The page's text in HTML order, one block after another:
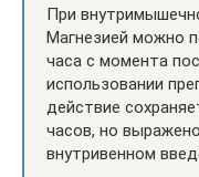
При
Магнезией можно
часа с момента
использовании
действие
часов, но
внутривенном